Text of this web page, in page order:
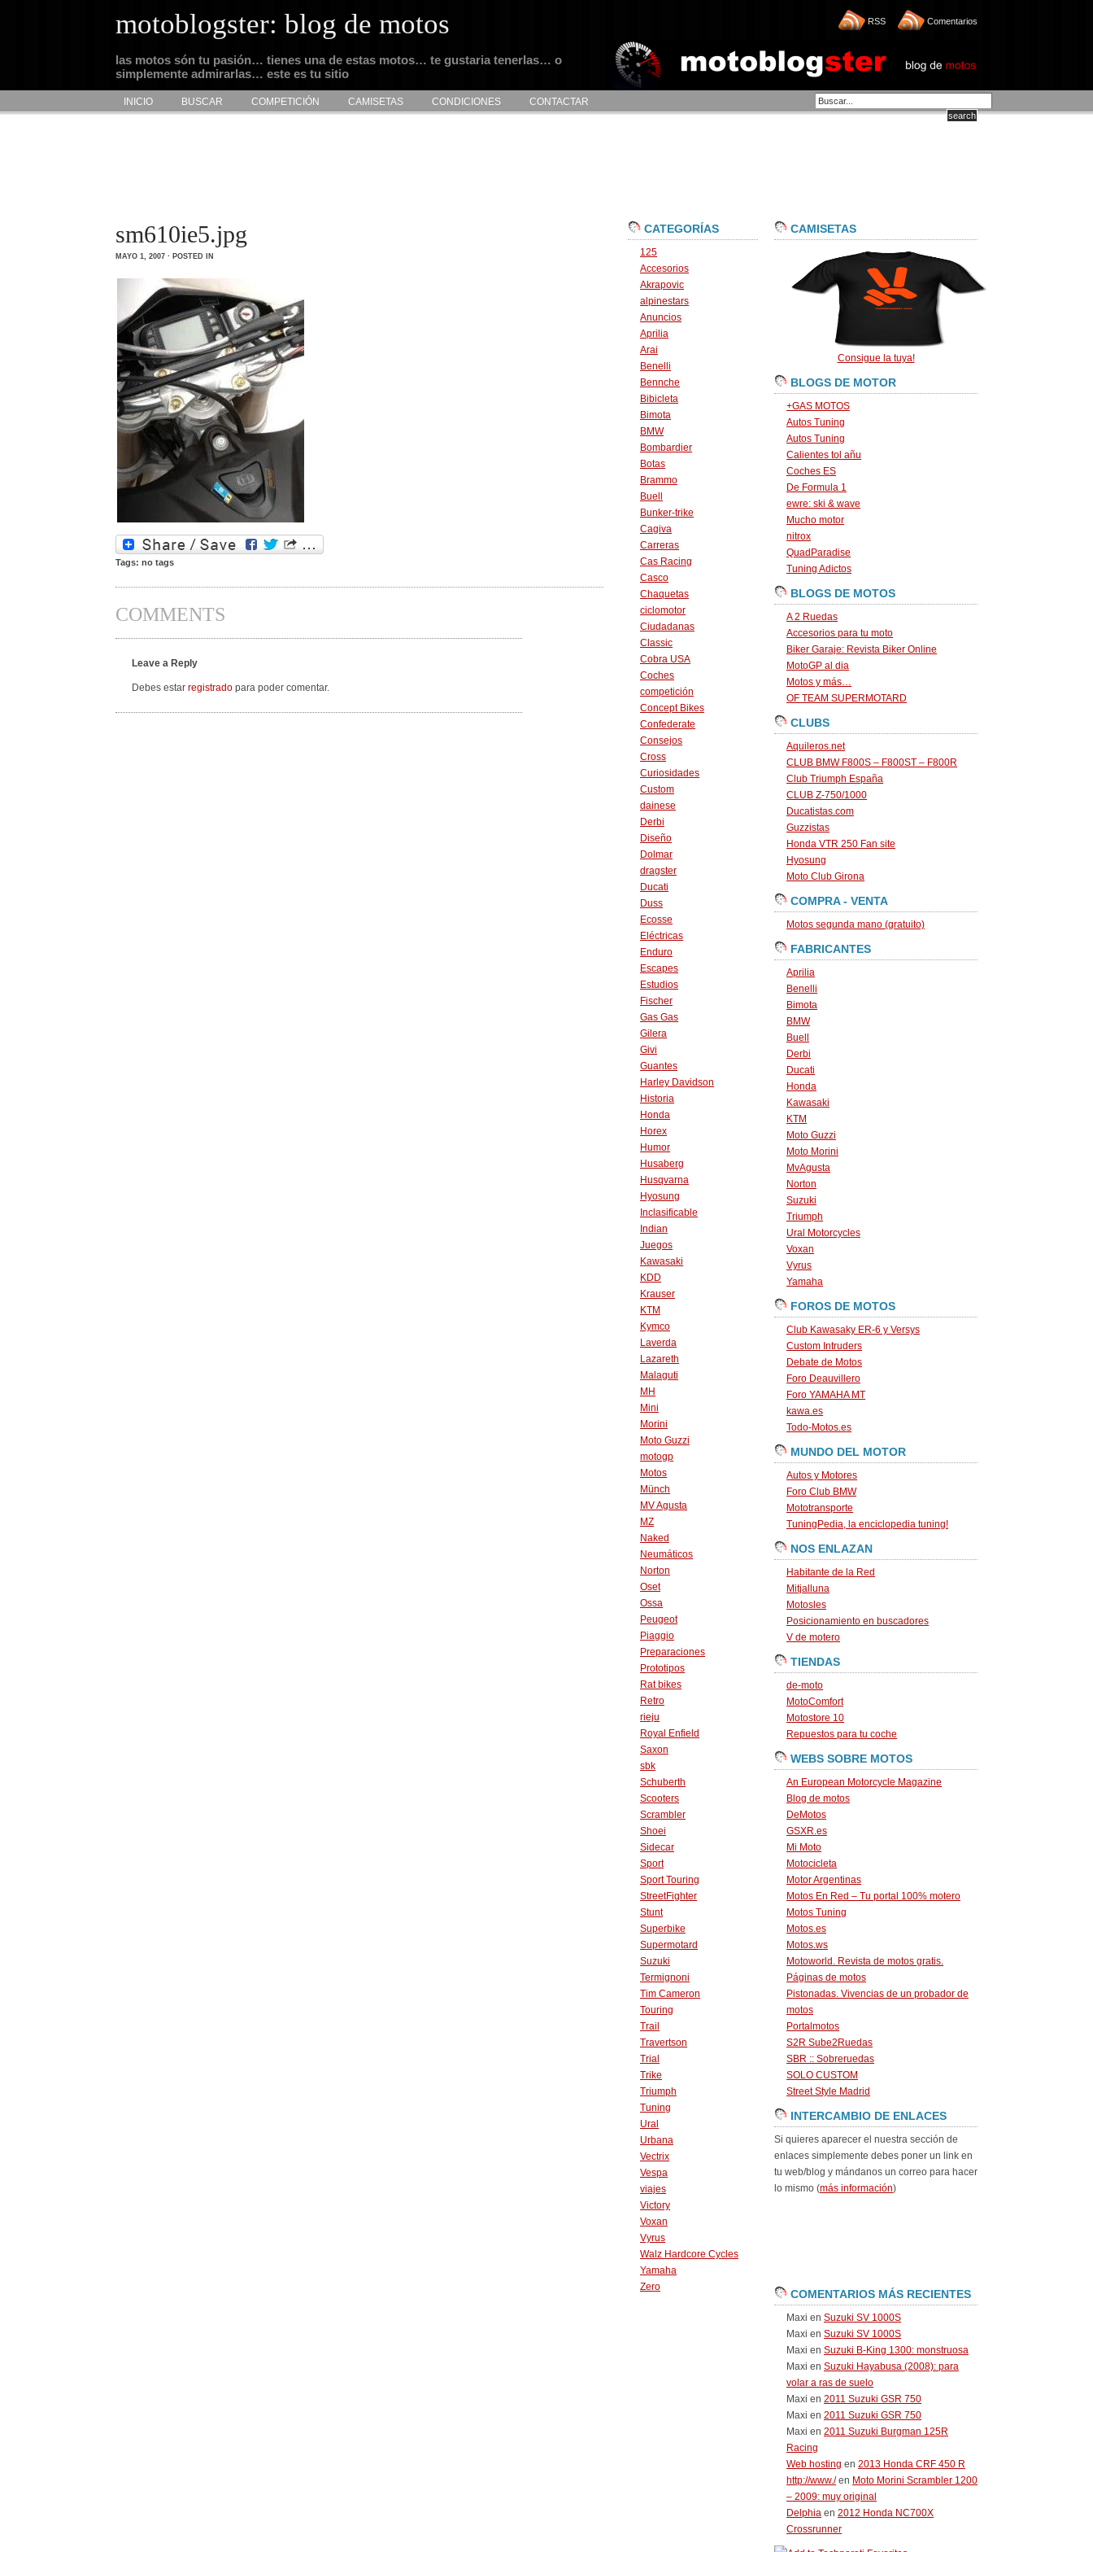
motoblogster: blog de motos
las motos són tu pasión… tienes una de estas motos… te gustaria tenerlas… o
simplemente admirarlas… este es tu sitio
RSS Comentarios
INICIO BUSCAR COMPETICIÓN CAMISETAS CONDICIONES CONTACTAR
sm610ie5.jpg
MAYO 1, 2007 · POSTED IN
Tags: no tags
COMMENTS
Leave a Reply
Debes estar registrado para poder comentar.
CATEGORÍAS
125
Accesorios
Akrapovic
alpinestars
Anuncios
Aprilia
Arai
Benelli
Bennche
Bibicleta
Bimota
BMW
Bombardier
Botas
Brammo
Buell
Bunker-trike
Cagiva
Carreras
Cas Racing
Casco
Chaquetas
ciclomotor
Ciudadanas
Classic
Cobra USA
Coches
competición
Concept Bikes
Confederate
Consejos
Cross
Curiosidades
Custom
dainese
Derbi
Diseño
Dolmar
dragster
Ducati
Duss
Ecosse
Eléctricas
Enduro
Escapes
Estudios
Fischer
Gas Gas
Gilera
Givi
Guantes
Harley Davidson
Historia
Honda
Horex
Humor
Husaberg
Husqvarna
Hyosung
Inclasificable
Indian
Juegos
Kawasaki
KDD
Krauser
KTM
Kymco
Laverda
Lazareth
Malaguti
MH
Mini
Morini
Moto Guzzi
motogp
Motos
Münch
MV Agusta
MZ
Naked
Neumáticos
Norton
Oset
Ossa
Peugeot
Piaggio
Preparaciones
Prototipos
Rat bikes
Retro
rieju
Royal Enfield
Saxon
sbk
Schuberth
Scooters
Scrambler
Shoei
Sidecar
Sport
Sport Touring
StreetFighter
Stunt
Superbike
Supermotard
Suzuki
Termignoni
Tim Cameron
Touring
Trail
Travertson
Trial
Trike
Triumph
Tuning
Ural
Urbana
Vectrix
Vespa
viajes
Victory
Voxan
Vyrus
Walz Hardcore Cycles
Yamaha
Zero
CAMISETAS
Consigue la tuya!
BLOGS DE MOTOR
+GAS MOTOS
Autos Tuning
Autos Tuning
Calientes tol añu
Coches ES
De Formula 1
ewre: ski & wave
Mucho motor
nitrox
QuadParadise
Tuning Adictos
BLOGS DE MOTOS
A 2 Ruedas
Accesorios para tu moto
Biker Garaje: Revista Biker Online
MotoGP al dia
Motos y más…
OF TEAM SUPERMOTARD
CLUBS
Aquileros.net
CLUB BMW F800S – F800ST – F800R
Club Triumph España
CLUB Z-750/1000
Ducatistas.com
Guzzistas
Honda VTR 250 Fan site
Hyosung
Moto Club Girona
COMPRA - VENTA
Motos segunda mano (gratuito)
FABRICANTES
Aprilia
Benelli
Bimota
BMW
Buell
Derbi
Ducati
Honda
Kawasaki
KTM
Moto Guzzi
Moto Morini
MvAgusta
Norton
Suzuki
Triumph
Ural Motorcycles
Voxan
Vyrus
Yamaha
FOROS DE MOTOS
Club Kawasaky ER-6 y Versys
Custom Intruders
Debate de Motos
Foro Deauvillero
Foro YAMAHA MT
kawa.es
Todo-Motos.es
MUNDO DEL MOTOR
Autos y Motores
Foro Club BMW
Mototransporte
TuningPedia, la enciclopedia tuning!
NOS ENLAZAN
Habitante de la Red
Mitjalluna
Motosles
Posicionamiento en buscadores
V de motero
TIENDAS
de-moto
MotoComfort
Motostore 10
Repuestos para tu coche
WEBS SOBRE MOTOS
An European Motorcycle Magazine
Blog de motos
DeMotos
GSXR.es
Mi Moto
Motocicleta
Motor Argentinas
Motos En Red – Tu portal 100% motero
Motos Tuning
Motos.es
Motos.ws
Motoworld. Revista de motos gratis.
Páginas de motos
Pistonadas. Vivencias de un probador de
motos
Portalmotos
S2R Sube2Ruedas
SBR :: Sobreruedas
SOLO CUSTOM
Street Style Madrid
INTERCAMBIO DE ENLACES
Si quieres aparecer el nuestra sección de
enlaces simplemente debes poner un link en
tu web/blog y mándanos un correo para hacer
lo mismo (más información)
COMENTARIOS MÁS RECIENTES
Maxi en Suzuki SV 1000S
Maxi en Suzuki SV 1000S
Maxi en Suzuki B-King 1300: monstruosa
Maxi en Suzuki Hayabusa (2008): para
volar a ras de suelo
Maxi en 2011 Suzuki GSR 750
Maxi en 2011 Suzuki GSR 750
Maxi en 2011 Suzuki Burgman 125R
Racing
Web hosting en 2013 Honda CRF 450 R
http://www./en Moto Morini Scrambler 1200
– 2009: muy original
Delphia en 2012 Honda NC700X
Crossrunner